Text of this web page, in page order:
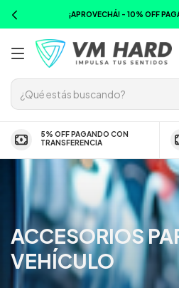
¡APROVECHÁ! - 10% OFF
5% OFF PAGANDO CON
TRANSFERENCIA
ACCESORIOS
VEHÍCULO